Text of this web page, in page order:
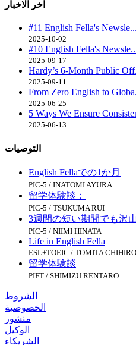
#11 English Fella's Newsle...
2025-10-02
#10 English Fella's
2025-09-17
Hardy’s 6-Month Public
2025-09-11
From Zero English to
2025-06-25
5 Ways We Ensure
2025-06-13
التوصيات
English Fellaでの1か月
PIC-5 / INATOMI AYURA
留学体験談：
PIC-5 / TSUKUMA RUI
3週間の短い期間でも沢
PIC-5 / NIIMI HINATA
Life in English Fella
ESL+TOEIC / TOMITA CHIHIRO
留学体験談
PIFT / SHIMIZU RENTARO
الشروط
الخصوصية
منشور
الوكيل
الشريكاء